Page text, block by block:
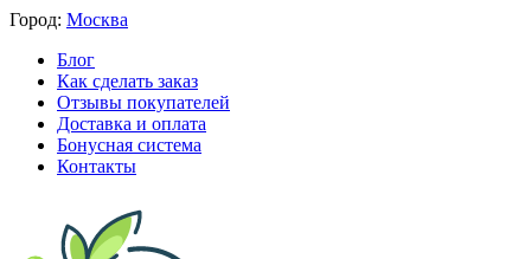
Город: Москва
Блог
Как сделать заказ
Отзывы покупателей
Доставка и оплата
Бонусная система
Контакты